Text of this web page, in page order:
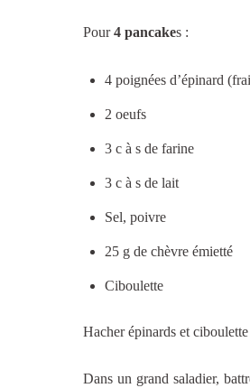
Pour4 pancakes :
4 poignées d’épinard
2 oeufs
3 c à s de farine
3 c à s de lait
Sel, poivre
25 g de chèvre émietté
Ciboulette
Hacher épinards et
Dans un grand saladier,